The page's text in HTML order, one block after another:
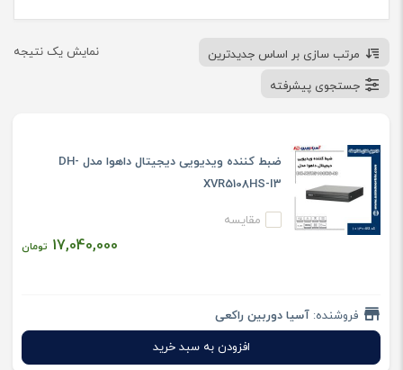
نمایش یک نتیجه
مرتب سازی بر اساس جدیدترین
جستجوی پیشرفته
ضبط کننده ویدیویی دیجیتال داهوا مدل DH-
XVR5108HS-I3
مقایسه
17,040,000 تومان
فروشنده: آسیا دوربین راکعی
افزودن به سبد خرید